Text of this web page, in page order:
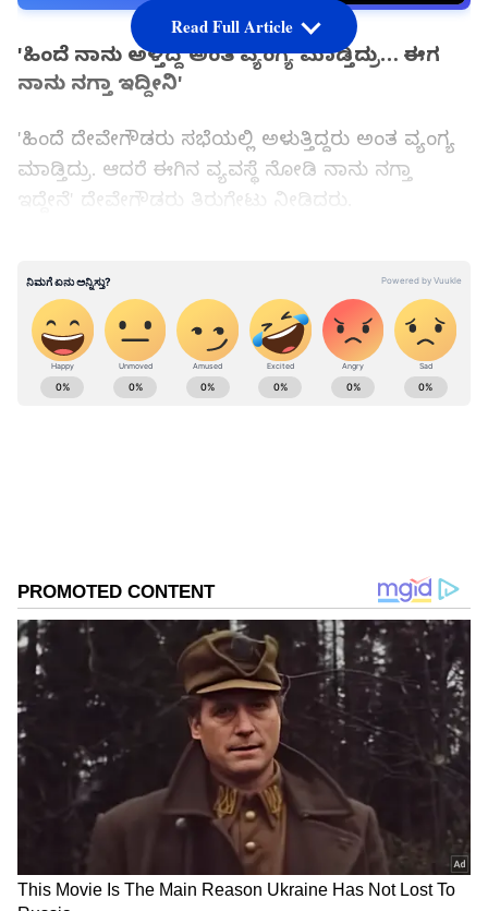
'ಹಿಂದೆ ನಾನು ಅಳ್ತಿದ್ದೆ ಅಂತ ವ್ಯಂಗ್ಯ ಮಾಡ್ತಿದ್ರು… ಈಗ
ನಾನು ನಗ್ತಾ ಇದ್ದೀನಿ'
'ಹಿಂದೆ ದೇವೇಗೌಡರು ಸಭೆಯಲ್ಲಿ ಅಳುತ್ತಿದ್ದರು ಅಂತ ವ್ಯಂಗ್ಯ
ಮಾಡ್ತಿದ್ರು. ಆದರೆ ಈಗಿನ ವ್ಯವಸ್ಥೆ ನೋಡಿ ನಾನು ನಗ್ತಾ
ಇದ್ದೇನೆ' ದೇವೇಗೌಡರು ತಿರುಗೇಟು ನೀಡಿದರು.
ಸಿದ್ದರಾಮಯ್ಯ ನನ್ನ ಸ್ನೇಹಿತ… ನನ್ನ ಜೊತೆಗೆ ಕೆಲಸ
ಮಾಡಿದವರು
ಮುಖ್ಯಮಂತ್ರಿ ಸಿದ್ದರಾಮಯ್ಯರ ಬಗ್ಗೆ ಮಾತನಾಡಿದ
ದೇವೇಗೌಡರು, 'ಸಿದ್ದರಾಮಯ್ಯ ನನ್ನ ಸ್ನೇಹಿತ, ನನ್ನ ಕೊಲಿಗ್.
ನಾವು ಜೊತೆಯಲ್ಲೇ ಕೆಲಸ ಮಾಡ್ತಿದ್ವಿ. ನಿಮ್ಮ ಸಾಮಾಜಿಕ
Read Full Article